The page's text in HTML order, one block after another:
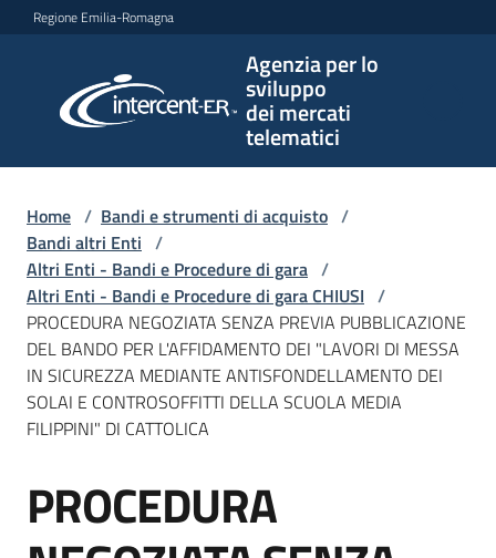
Vai al contenuto
Vai alla navigazione
Vai al footer
Regione Emilia-Romagna
Agenzia per lo
sviluppo
dei mercati
telematici
per lo
sviluppo
telematici
L'Agenzia
Bandi
e
di
acquisto
Home / Bandi e strumenti di acquisto /
Bandi altri Enti /
Altri Enti - Bandi e Procedure di gara /
Altri Enti - Bandi e Procedure di gara CHIUSI /
PROCEDURA NEGOZIATA SENZA PREVIA PUBBLICAZIONE
DEL BANDO PER L'AFFIDAMENTO DEI "LAVORI DI MESSA
IN SICUREZZA MEDIANTE ANTISFONDELLAMENTO DEI
SOLAI E CONTROSOFFITTI DELLA SCUOLA MEDIA
FILIPPINI" DI CATTOLICA
Salta al contenuto
PROCEDURA